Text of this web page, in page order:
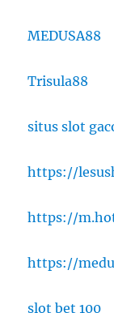
MEDUSA88
Trisula88
situs slot
https://
https://
https://
slot bet 100